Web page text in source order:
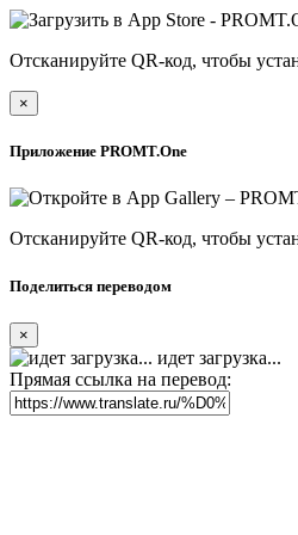
Отсканируйте QR-код, чтобы
×
Приложение PROMT.One
Отсканируйте QR-код, чтобы
Поделиться переводом
×
идет загрузка...
Прямая ссылка на перевод: